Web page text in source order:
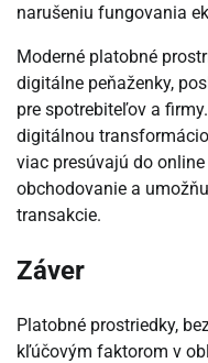
narušeniu fungovania
Moderné platobné
digitálne peňaženky,
pre spotrebiteľov a
digitálnou
viac presúvajú do
obchodovanie a
transakcie.
Záver
Platobné prostriedky,
kľúčovým faktorom v